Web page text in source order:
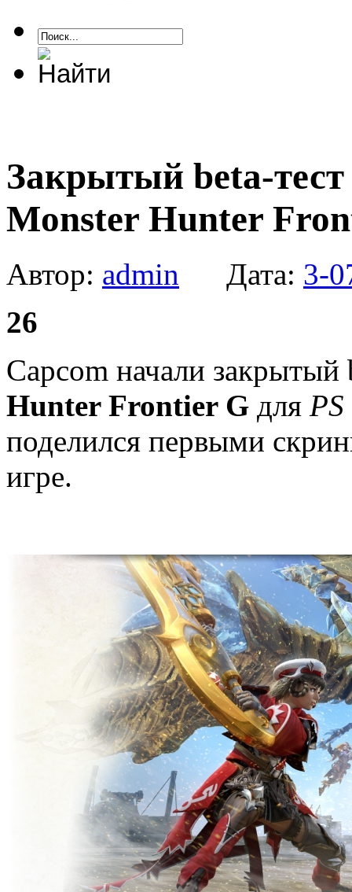
Закрытый beta-
Monster Hunter
Автор: admin Дата: 3-
26
Capcom начали
Hunter Frontier G для
поделился первыми
игре.